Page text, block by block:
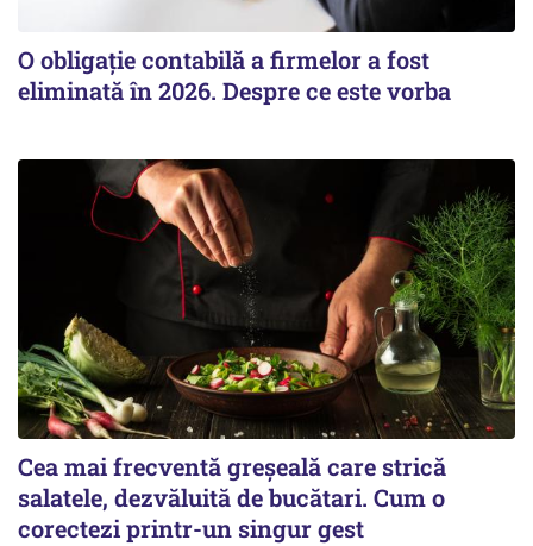
O obligație contabilă a firmelor a fost
eliminată în 2026. Despre ce este vorba
Cea mai frecventă greșeală care strică
salatele, dezvăluită de bucătari. Cum o
corectezi printr-un singur gest